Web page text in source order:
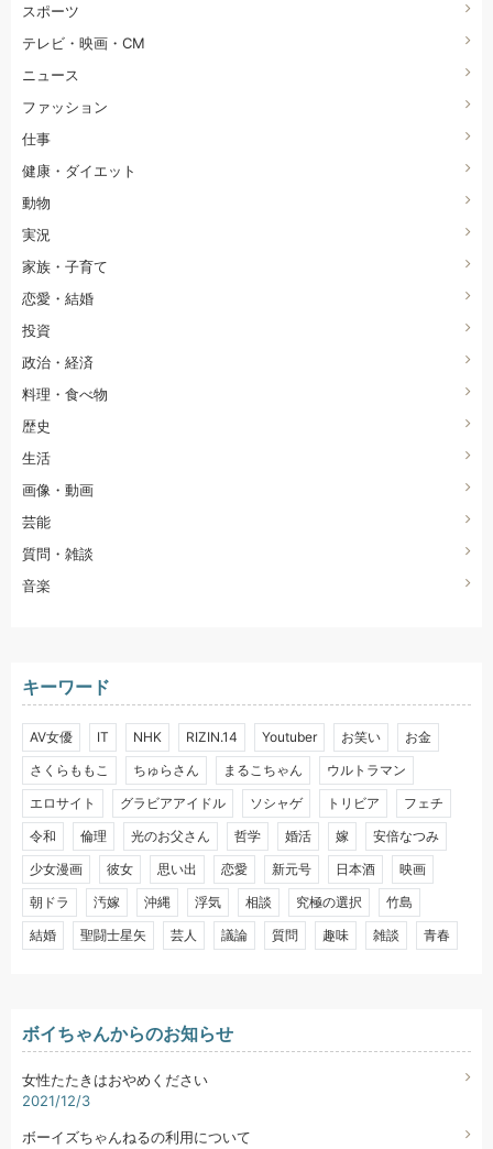
スポーツ
テレビ・映画・CM
ニュース
ファッション
仕事
健康・ダイエット
動物
実況
家族・子育て
恋愛・結婚
投資
政治・経済
料理・食べ物
歴史
生活
画像・動画
芸能
質問・雑談
音楽
キーワード
AV女優 IT NHK RIZIN.14 Youtuber お笑い
お金
さくらももこ
ちゅらさん まるこちゃん
ウルトラマン
エロサイト
グラビアアイドル ソシャゲ トリビア
フェチ
令和
倫理 光のお父さん 哲学 婚活 嫁
安倍なつみ
少女漫画
彼女 思い出 恋愛 新元号 日本酒
映画
朝ドラ
汚嫁 沖縄 浮気 相談 究極の選択
竹島
結婚
聖闘士星矢 芸人 議論 質問 趣味 雑談 青春
ボイちゃんからのお知らせ
女性たたきはおやめください
2021/12/3
ボーイズちゃんねるの利用について